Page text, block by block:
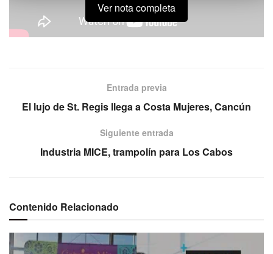
estratégicos que tiene el destino para la industria MICE.
Ver nota completa
Entrada previa
El lujo de St. Regis llega a Costa Mujeres, Cancún
Siguiente entrada
Industria MICE, trampolín para Los Cabos
Contenido Relacionado